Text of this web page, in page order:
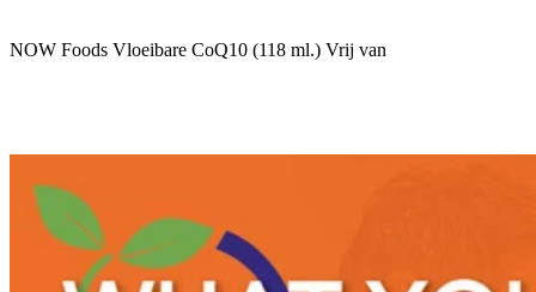
NOW Foods Vloeibare CoQ10 (118 ml.) Vrij van